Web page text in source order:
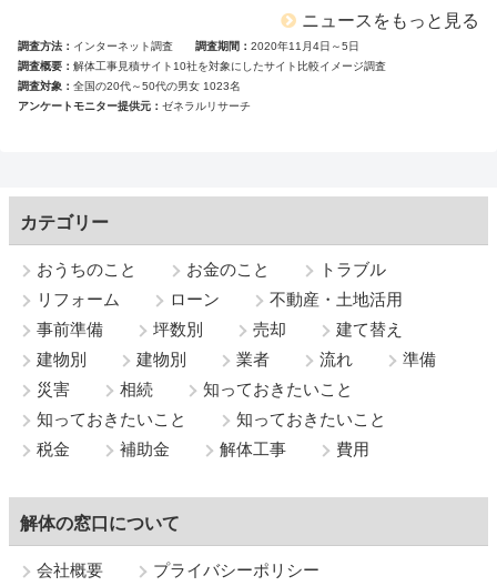
ニュースをもっと見る
調査方法 インターネット調査 調査期間
2020年11月4日～5日
調査概要
解体工事見積サイト10社を対象にしたサイト比較イメージ調査
調査対象
全国の20代～50代の男女 1023名
アンケートモニター提供元
ゼネラルリサーチ
カテゴリー
おうちのこと お金のこと
トラブル
リフォーム
ローン
不動産・土地活用
事前準備
坪数別 売却
建て替え
建物別
建物別 業者 流れ
準備
災害
相続
知っておきたいこと
知っておきたいこと
知っておきたいこと
税金
補助金 解体工事 費用
解体の窓口について
会社概要
プライバシーポリシー